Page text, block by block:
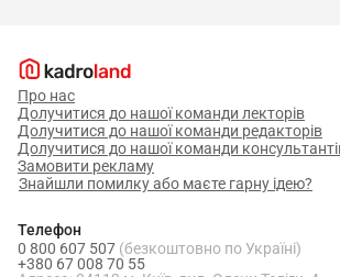
Про нас
Долучитися до нашої команди лекторів
Долучитися до нашої команди редакторів
Долучитися до нашої команди
Замовити рекламу
Знайшли помилку або маєте гарну ідею?
Телефон
0 800 607 507 (безкоштовно по Україні)
+380 67 008 70 55